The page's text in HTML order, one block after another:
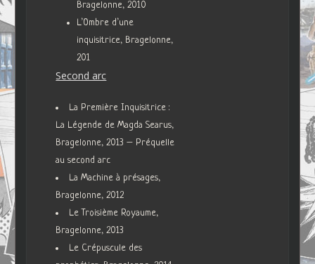
Bragelonne, 2010
L’Ombre d’une
inquisitrice, Bragelonne,
201
Second arc
La Première Inquisitrice :
La Légende de Magda Searus,
Bragelonne, 2013 – Préquelle
au second arc
La Machine à présages,
Bragelonne, 2012
Le Troisième Royaume,
Bragelonne, 2013
Le Crépuscule des